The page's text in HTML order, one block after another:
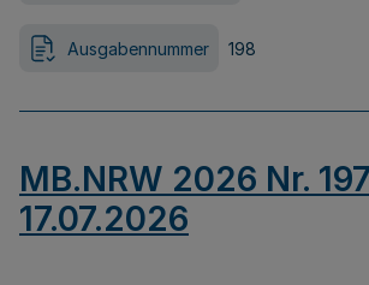
Ausgabennummer 198
MB.NRW 2026 Nr.
17.07.2026